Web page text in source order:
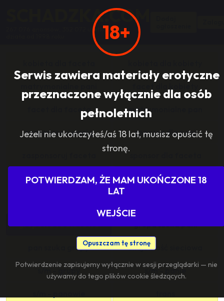
18+
Serwis zawiera materiały erotyczne
przeznaczone wyłącznie dla osób
pełnoletnich
Jeżeli nie ukończyłeś/aś 18 lat, musisz opuścić tę
stronę.
POTWIERDZAM, ŻE MAM UKOŃCZONE 18
LAT
WEJŚCIE
Opuszczam tę stronę
Potwierdzenie zapisujemy wyłącznie w sesji przeglądarki — nie
używamy do tego plików cookie śledzących.
SCHADZKA.COM
267 076 anonsów, 352 072 użytkowników,
facet dla faceta matrymonialne pan
zasponsoruj panią sponsor dla pani
sponsoring grupy agencje towarzyskie
grupowo i odlotowo grupa szuka pani
pan szuka grupy znajomość sieciowa
s/m - grupy s/m - panie